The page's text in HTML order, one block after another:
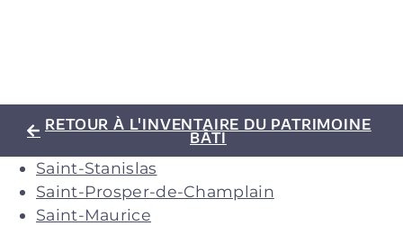
RETOUR À L'INVENTAIRE DU PATRIMOINE
BÂTI
Saint-Stanislas
Saint-Prosper-de-Champlain
Saint-Maurice